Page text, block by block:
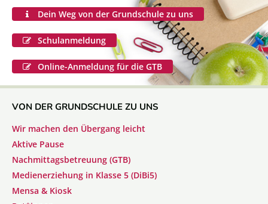
Dein Weg von der Grundschule zu uns
Schulanmeldung
Online-Anmeldung für die GTB
VON DER GRUNDSCHULE ZU UNS
Wir machen den Übergang leicht
Aktive Pause
Nachmittagsbetreuung (GTB)
Medienerziehung in Klasse 5 (DiBi5)
Mensa & Kiosk